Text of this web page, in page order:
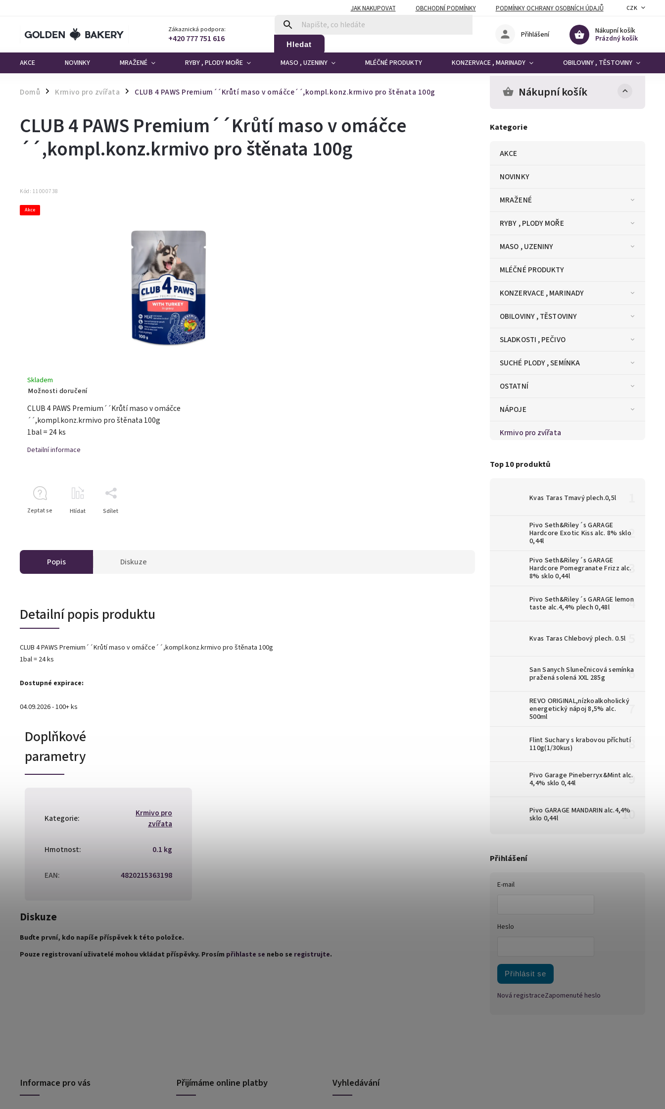
JAK NAKUPOVAT OBCHODNÍ PODMÍNKY PODMÍNKY OCHRANY OSOBNÍCH ÚDAJŮ CZK
Zákaznická podpora:
+420 777 751 616 Hledat
Nákupní košík
Prázdný košík
Přihlášení
AKCE NOVINKY MRAŽENÉ RYBY , PLODY MOŘE MASO , UZENINY MLÉČNÉ PRODUKTY KONZERVACE , MARINADY OBILOVINY , TĚSTOVINY
Domů / Krmivo pro zvířata / CLUB 4 PAWS Premium´´Krůtí maso v omáčce´´,kompl.konz.krmivo pro štěnata 100g Nákupní košík
Kategorie
AKCE
NOVINKY
MRAŽENÉ
RYBY , PLODY MOŘE
MASO , UZENINY
MLÉČNÉ PRODUKTY
KONZERVACE , MARINADY
OBILOVINY , TĚSTOVINY
SLADKOSTI , PEČIVO
SUCHÉ PLODY , SEMÍNKA
OSTATNÍ
NÁPOJE
Krmivo pro zvířata
Top 10 produktů
Kvas Taras Tmavý plech.0,5l
Pivo Seth&Riley´s GARAGE
Hardcore Exotic Kiss alc. 8% sklo
0,44l
Pivo Seth&Riley´s GARAGE
Hardcore Pomegranate Frizz alc.
8% sklo 0,44l
Pivo Seth&Riley´s GARAGE lemon
taste alc.4,4% plech 0,48l
Kvas Taras Chlebový plech. 0.5l
San Sanych Slunečnicová semínka
pražená solená XXL 285g
REVO ORIGINAL,nízkoalkoholický
energetický nápoj 8,5% alc.
500ml
Flint Suchary s krabovou příchutí
110g(1/30kus)
Pivo Garage Pineberryx&Mint alc.
4,4% sklo 0,44l
Pivo GARAGE MANDARIN alc.4,4%
sklo 0,44l
Přihlášení
E-mail
Heslo
Přihlásit se
Nová registraceZapomenuté heslo
CLUB 4 PAWS Premium´´Krůtí maso v omáčce
´´,kompl.konz.krmivo pro štěnata 100g
Kód: 11000738
Akce
Skladem
Možnosti doručení
CLUB 4 PAWS Premium´´Krůtí maso v omáčce
´´,kompl.konz.krmivo pro štěnata 100g
1bal = 24 ks
Detailní informace
Zeptat se Hlídat Sdílet
Popis Diskuze
Detailní popis produktu
CLUB 4 PAWS Premium´´Krůtí maso v omáčce´´,kompl.konz.krmivo pro štěnata 100g
1bal = 24 ks
Dostupné expirace:
04.09.2026 - 100+ ks
Doplňkové
parametry
Kategorie:
Krmivo pro
zvířata
Hmotnost: 0.1 kg
EAN: 4820215363198
Diskuze
Buďte první, kdo napíše příspěvek k této položce.
Pouze registrovaní uživatelé mohou vkládat příspěvky. Prosím přihlaste se nebo se registrujte.
Informace pro vás Přijímáme online platby Vyhledávání